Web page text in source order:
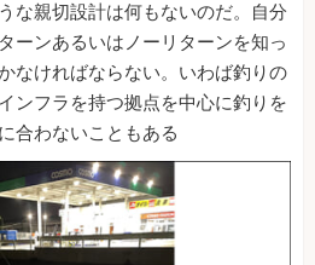
な親切設計は何もないのだ。自分
ーンあるいはノーリターンを知っ
なければならない。いわば釣りの
ンフラを持つ拠点を中心に釣りを
合わないこともある